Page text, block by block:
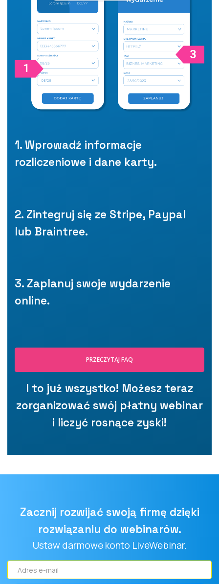
1. Wprowadź informacje
rozliczeniowe i dane karty.
2. Zintegruj się ze Stripe, Paypal
lub Braintree.
3. Zaplanuj swoje wydarzenie
online.
PRZECZYTAJ FAQ
I to już wszystko! Możesz teraz
zorganizować swój płatny webinar
i liczyć rosnące zyski!
Zacznij rozwijać swoją firmę dzięki
rozwiązaniu do webinarów.
Ustaw darmowe konto LiveWebinar.
Adres
e-